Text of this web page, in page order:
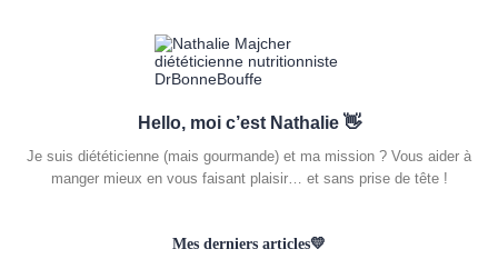
Hello, moi c’est Nathalie 👋
Je suis diététicienne (mais gourmande) et ma mission ? Vous aider à
manger mieux en vous faisant plaisir… et sans prise de tête !
Mes derniers articles💛